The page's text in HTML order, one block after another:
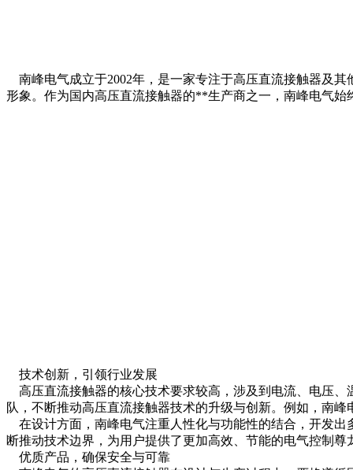
南峰电气成立于2002年，是一家专注于高压直流接触器及
形象。作为国内高压直流接触器的**生产商之一，南峰电气
技术创新，引领行业发展
高压直流接触器的核心技术要求较高，涉及到电流、电压、
队，不断推动高压直流接触器技术的升级与创新。例如，南
在设计方面，南峰电气注重人性化与功能性的结合，开发出
断推动技术边界，为用户提供了更加高效、节能的电气控制尊
优质产品，确保安全与可靠